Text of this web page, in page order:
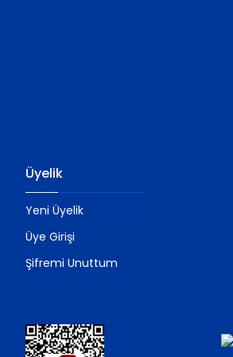
Üyelik
Yeni Üyelik
Üye Girişi
Şifremi Unuttum